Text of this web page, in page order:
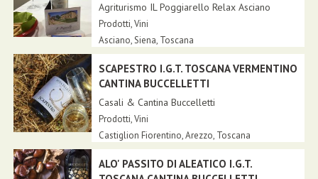
Agriturismo IL Poggiarello Relax Asciano
Prodotti,Vini
Asciano,Siena, Toscana
SCAPESTRO I.G.T. TOSCANA VERMENTINO
CANTINA BUCCELLETTI
Casali & Cantina Buccelletti
Prodotti,Vini
Castiglion Fiorentino,Arezzo, Toscana
ALO' PASSITO DI ALEATICO I.G.T.